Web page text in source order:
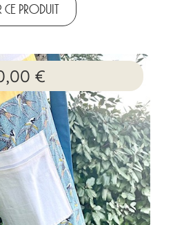
PRODUIT
€